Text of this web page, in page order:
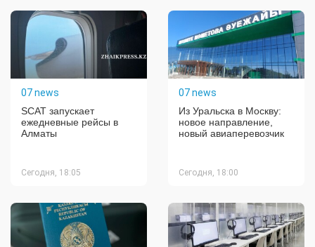
07 news
SCAT запускает
ежедневные рейсы в
Алматы
Сегодня, 18:05
07 news
Из Уральска в Москву:
новое направление,
новый авиаперевозчик
Сегодня, 18:00